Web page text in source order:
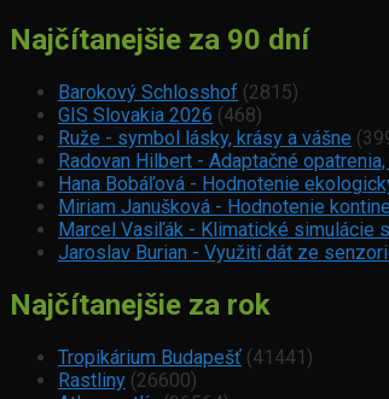
Najčítanejšie za 90 dní
Barokový Schlosshof (2815)
GIS Slovakia 2026 (468)
Ruže - symbol lásky, krásy a vášne
Radovan Hilbert - Adaptačné
Hana Bobáľová - Hodnotenie
Miriam Janušková - Hodnotenie
Marcel Vasiľák - Klimatické simulácie
Jaroslav Burian - Využití dát ze
Najčítanejšie za rok
Tropikárium Budapešť (41441)
Rastliny (26600)